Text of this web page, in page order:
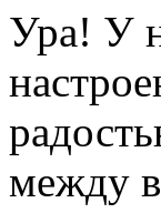
Ура! У
между